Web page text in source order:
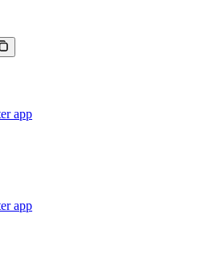
app
app